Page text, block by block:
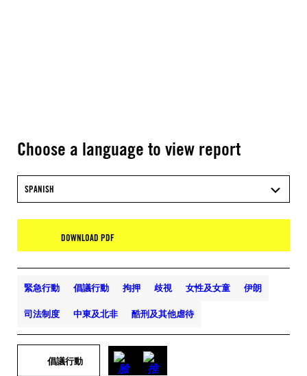
Choose a language to view report
SPANISH
DOWNLOAD PDF
緊急行動 倡議行動 拘押 歧視 女性及女童 伊朗
司法制度 中東及北非 酷刑及其他虐待
倡議行動